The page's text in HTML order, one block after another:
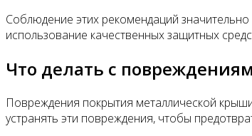
Соблюдение этих рекомендаций
использование качественных защитных
Что делать с
Повреждения покрытия металлической
устранять эти повреждения, чтобы